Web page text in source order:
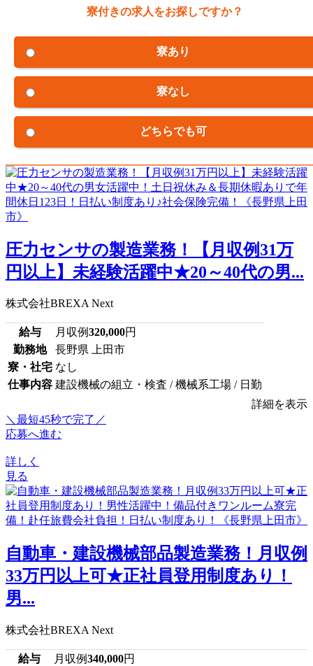
寮付きの求人をお探しですか？
寮あり
寮なし
どちらでも可
圧力センサの製造業務！【月収例31万
円以上】未経験活躍中★20～40代の男...
株式会社BREXA Next
給与 月収例320,000円
勤務地
長野県 上田市
寮・社宅 なし
仕事内容 建設機械の組立・検査 / 機械系工場 / 日勤
詳細を表示
＼最短45秒で完了／
応募へ進む
詳しく
見る
自動車・建設機械部品製造業務！月収例
33万円以上可★正社員登用制度あり！
男...
株式会社BREXA Next
給与 月収例340,000円